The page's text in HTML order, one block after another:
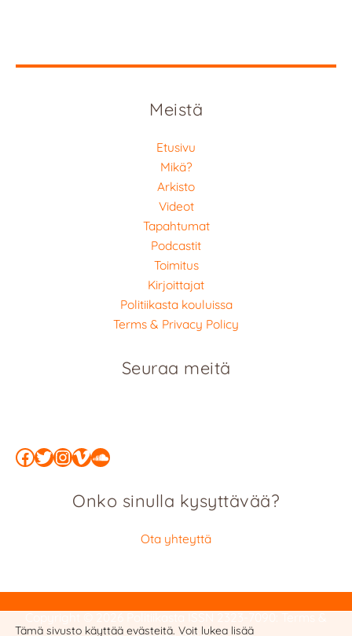
Meistä
Etusivu
Mikä?
Arkisto
Videot
Tapahtumat
Podcastit
Toimitus
Kirjoittajat
Politiikasta kouluissa
Terms & Privacy Policy
Seuraa meitä
Facebook
Twitter
Instagram
Vimeo
SoundCloud
Onko sinulla kysyttävää?
Ota yhteyttä
Tämä sivusto käyttää evästeitä. Voit lukea lisää